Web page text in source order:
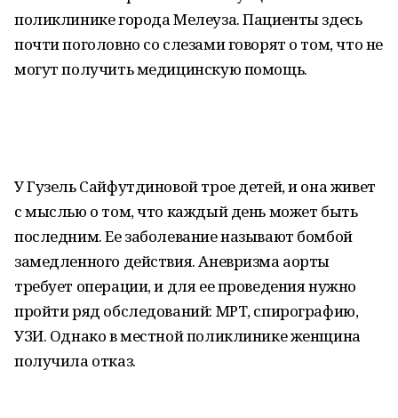
поликлинике города Мелеуза. Пациенты здесь
почти поголовно со слезами говорят о том, что не
могут получить медицинскую помощь.
У Гузель Сайфутдиновой трое детей, и она живет
с мыслью о том, что каждый день может быть
последним. Ее заболевание называют бомбой
замедленного действия. Аневризма аорты
требует операции, и для ее проведения нужно
пройти ряд обследований: МРТ, спирографию,
УЗИ. Однако в местной поликлинике женщина
получила отказ.